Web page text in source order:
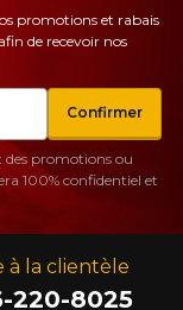
à la clientèle
220-8025
promotions et rabais
de recevoir nos
Confirmer
des promotions ou
100% confidentiel et